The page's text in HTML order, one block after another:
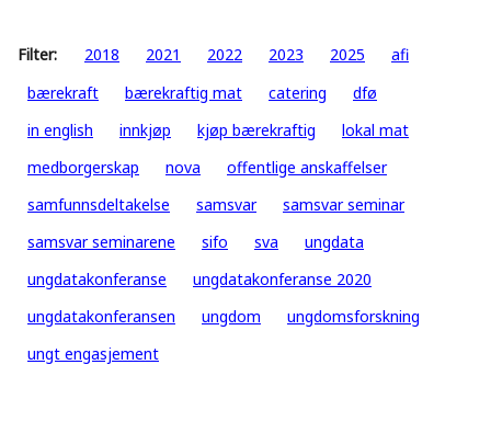
Filter: 2018 2021 2022 2023 2025
afi
bærekraft
bærekraftig mat catering
dfø
in english
innkjøp kjøp bærekraftig
lokal mat
medborgerskap
nova
offentlige anskaffelser
samfunnsdeltakelse
samsvar
samsvar seminar
samsvar seminarene
sifo sva
ungdata
ungdatakonferanse
ungdatakonferanse 2020
ungdatakonferansen
ungdom
ungdomsforskning
ungt engasjement